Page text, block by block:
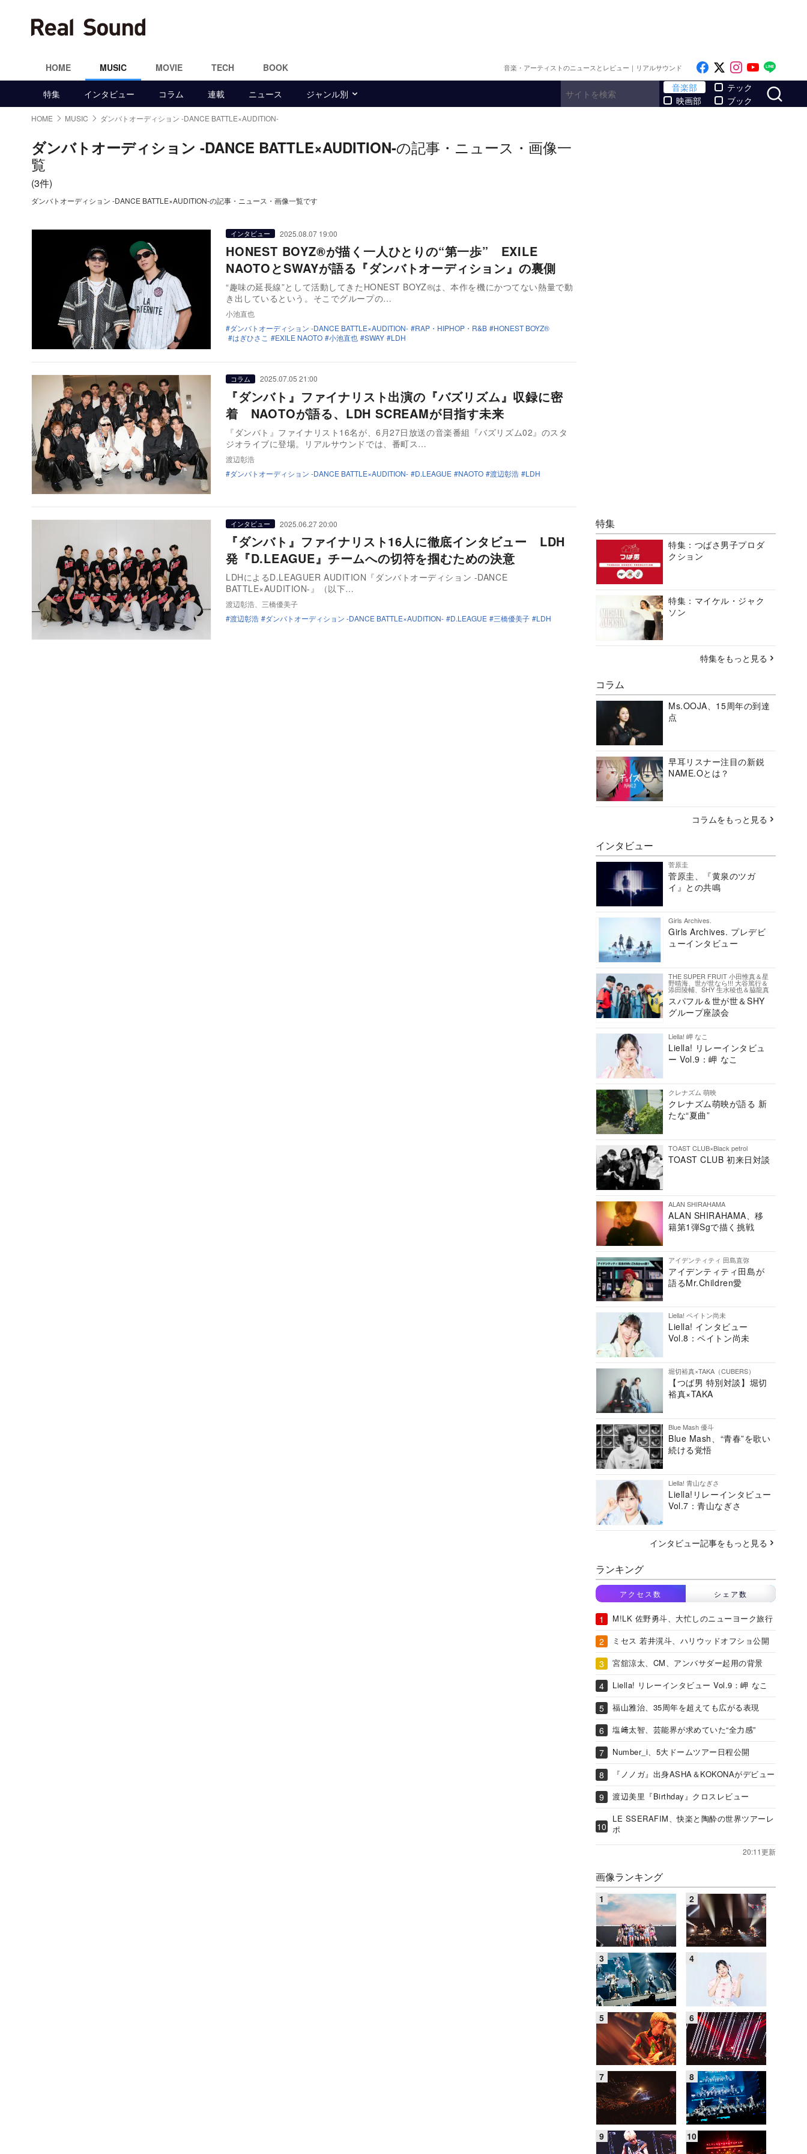
HOME MUSIC MOVIE TECH BOOK 音楽・アーティストのニュースとレビュー｜リアルサウンド Like on Facebook
Follow on x
Follow on
Follow
特集 インタビュー コラム 連載 ニュース ジャンル別
音楽部
映画部
テック
ブック
HOME MUSIC ダンバトオーディション -DANCE BATTLE×AUDITION-
ダンバトオーディション -DANCE BATTLE×AUDITION-の記事・ニュース・画像一
覧
(3件)
ダンバトオーディション -DANCE BATTLE×AUDITION-の記事・ニュース・画像一覧です
インタビュー 2025.08.07 19:00
HONEST BOYZ®︎が描く一人ひとりの“第一歩” EXILE
NAOTOとSWAYが語る『ダンバトオーディション』の裏側
“趣味の延長線”として活動してきたHONEST BOYZ®︎は、本作を機にかつてない熱量で動
き出しているという。そこでグループの…
小池直也
ダンバトオーディション -DANCE BATTLE×AUDITION-
RAP・HIPHOP・R&B
HONEST BOYZ®︎
はぎひさこ
EXILE NAOTO 小池直也 SWAY LDH
コラム 2025.07.05 21:00
『ダンバト』ファイナリスト出演の『バズリズム』収録に密
着 NAOTOが語る、LDH SCREAMが目指す未来
『ダンバト』ファイナリスト16名が、6月27日放送の音楽番組『バズリズム02』のスタ
ジオライブに登場。リアルサウンドでは、番町ス…
渡辺彰浩
ダンバトオーディション -DANCE BATTLE×AUDITION-
D.LEAGUE NAOTO 渡辺彰浩 LDH
インタビュー 2025.06.27 20:00
『ダンバト』ファイナリスト16人に徹底インタビュー LDH
発『D.LEAGUE』チームへの切符を掴むための決意
LDHによるD.LEAGUER AUDITION『ダンバトオーディション -DANCE
BATTLE×AUDITION-』（以下…
渡辺彰浩、三橋優美子
渡辺彰浩
ダンバトオーディション -DANCE BATTLE×AUDITION- D.LEAGUE 三橋優美子 LDH
特集
特集：つばさ男子プロダ
クション
特集：マイケル・ジャク
ソン
特集をもっと見る
コラム
Ms.OOJA、15周年の到達
点
早耳リスナー注目の新鋭
NAME.Oとは？
コラムをもっと見る
インタビュー
菅原圭
菅原圭、『黄泉のツガ
イ』との共鳴
Girls Archives.
Girls Archives. プレデビ
ューインタビュー
THE SUPER FRUIT 小田惟真＆星
野晴海、世が世なら!!! 大谷篤行＆
添田陵輔、SHY 生水稜也＆脇龍真
スパフル＆世が世＆SHY
グループ座談会
Liella! 岬 なこ
Liella! リレーインタビュ
ー Vol.9：岬 なこ
クレナズム 萌映
クレナズム萌映が語る 新
たな“夏曲”
TOAST CLUB×Black petrol
TOAST CLUB 初来日対談
ALAN SHIRAHAMA
ALAN SHIRAHAMA、移
籍第1弾Sgで描く挑戦
アイデンティティ 田島直弥
アイデンティティ田島が
語るMr.Children愛
Liella! ペイトン尚未
Liella! インタビュー
Vol.8：ペイトン尚未
堀切裕真×TAKA（CUBERS）
【つば男 特別対談】堀切
裕真×TAKA
Blue Mash 優斗
Blue Mash、“青春”を歌い
続ける覚悟
Liella! 青山なぎさ
Liella!リレーインタビュー
Vol.7：青山なぎさ
インタビュー記事をもっと見る
ランキング
アクセス数 シェア数
M!LK 佐野勇斗、大忙しのニューヨーク旅行
ミセス 若井滉斗、ハリウッドオフショ公開
宮舘涼太、CM、アンバサダー起用の背景
Liella! リレーインタビュー Vol.9：岬 なこ
福山雅治、35周年を超えても広がる表現
塩﨑太智、芸能界が求めていた“全力感”
Number_i、5大ドームツアー日程公開
『ノノガ』出身ASHA＆KOKONAがデビュー
渡辺美里『Birthday』クロスレビュー
LE SSERAFIM、快楽と陶酔の世界ツアーレ
ポ
20:11更新
画像ランキング